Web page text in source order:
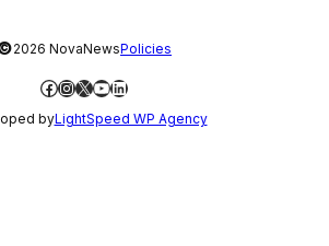
2026 NovaNewsPolicies
Facebook
Instagram
X YouTube
LinkedIn
byLightSpeed WP Agency